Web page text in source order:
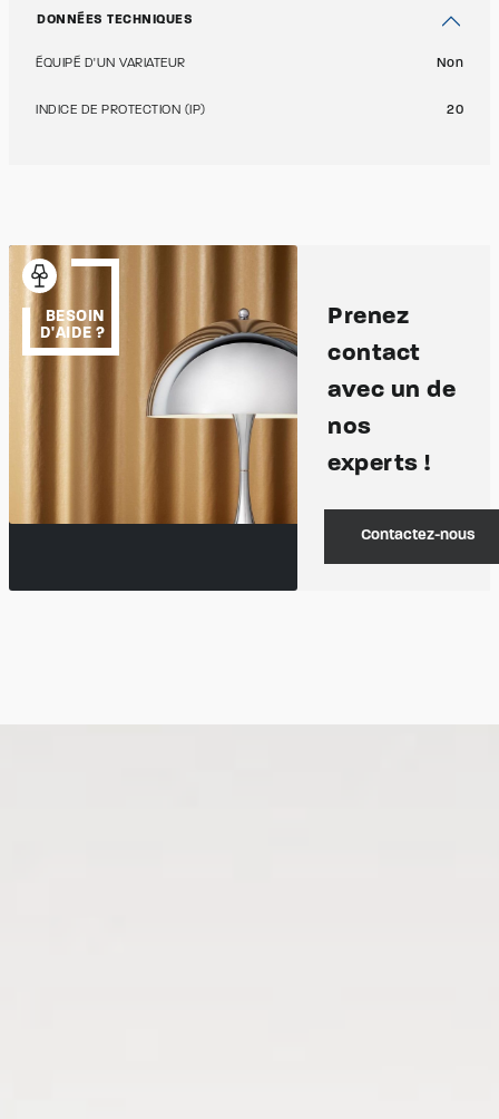
DONNÉES TECHNIQUES
ÉQUIPÉ D'UN VARIATEUR Non
INDICE DE PROTECTION (IP) 20
BESOIN
D'AIDE ?
Prenez
contact
avec un de
nos
experts !
Contactez-nous